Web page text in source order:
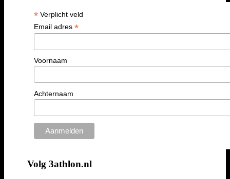
*Verplicht veld
Email adres *
Voornaam
Achternaam
Volg 3athlon.nl